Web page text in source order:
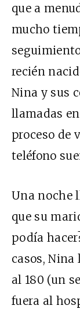
que a
mucho
recién
Nina y sus
llamadas
proceso de
teléfono
Una noche
que su
podía
casos,
al 180 (un
fuera al